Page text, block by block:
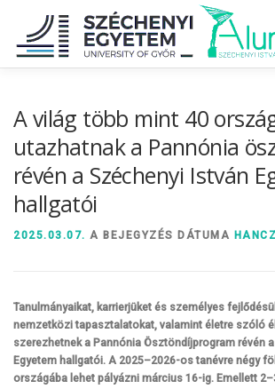
tartalomhoz
DIPLOMAÁTADÓ DIPLOMÁN TÚL
SZOLGÁLTATÁSOK ÉVFOLYAMOK
A világ több mint 40
utazhatnak a Pannónia
révén a Széchenyi István
hallgatói
2025.03.07. A BEJEGYZÉS DÁTUMA
Tanulmányaikat, karrierjüket és személyes
nemzetközi tapasztalatokat, valamint életre szóló
szerezhetnek a Pannónia Ösztöndíjprogram révén
Egyetem hallgatói. A 2025–2026-os tanévre négy
országába lehet pályázni március 16-ig. Emellett